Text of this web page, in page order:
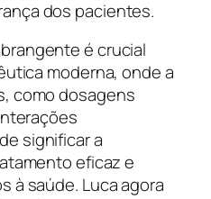
dos pacientes.
é crucial
moderna, onde a
como dosagens
significar a
eficaz e
à saúde. Luca agora